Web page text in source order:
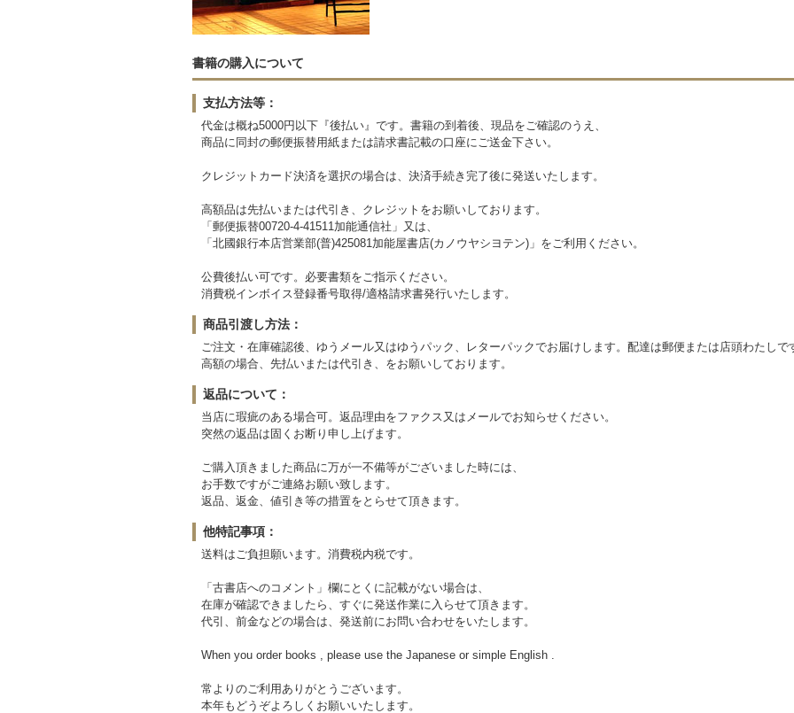
書籍の購入について
支払方法等：
代金は概ね5000円以下『後払い』です。書籍の到着後、現品をご確認のうえ、
商品に同封の郵便振替用紙または請求書記載の口座にご送金下さい。
クレジットカード決済を選択の場合は、決済手続き完了後に発送いたします。
高額品は先払いまたは代引き、クレジットをお願いしております。
「郵便振替00720-4-41511加能通信社」又は、
「北國銀行本店営業部(普)425081加能屋書店(カノウヤシヨテン)」をご利用ください。
公費後払い可です。必要書類をご指示ください。
消費税インボイス登録番号取得/適格請求書発行いたします。
商品引渡し方法：
ご注文・在庫確認後、ゆうメール又はゆうパック、レターパックでお届けします。配達は郵便または店頭わたしで
高額の場合、先払いまたは代引き、をお願いしております。
返品について：
当店に瑕疵のある場合可。返品理由をファクス又はメールでお知らせください。
突然の返品は固くお断り申し上げます。
ご購入頂きました商品に万が一不備等がございました時には、
お手数ですがご連絡お願い致します。
返品、返金、値引き等の措置をとらせて頂きます。
他特記事項：
送料はご負担願います。消費税内税です。
「古書店へのコメント」欄にとくに記載がない場合は、
在庫が確認できましたら、すぐに発送作業に入らせて頂きます。
代引、前金などの場合は、発送前にお問い合わせをいたします。
When you order books , please use the Japanese or simple English .
常よりのご利用ありがとうございます。
本年もどうぞよろしくお願いいたします。